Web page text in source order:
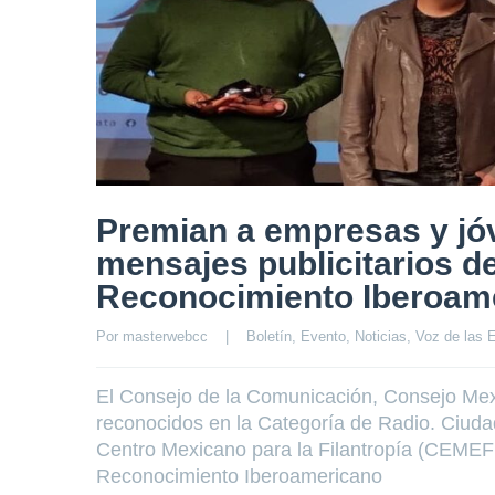
Premian a empresas y
mensajes publicitarios
Reconocimiento
Por masterwebcc Boletín, Evento, Noticias, Voz de las
El Consejo de la Comunicación, Consejo
reconocidos en la Categoría de Radio.
Centro Mexicano para la Filantropía
Reconocimiento Iberoamericano